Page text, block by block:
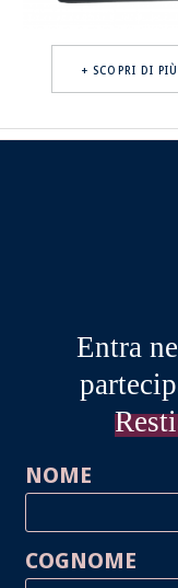
+ SCOPRI DI PIÙ
Entra
NOME
COGNOME